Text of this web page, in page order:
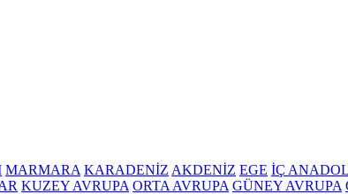
MARMARA KARADENİZ AKDENİZ EGE İÇ
KUZEY AVRUPA ORTA AVRUPA GÜNEY AVRUPA